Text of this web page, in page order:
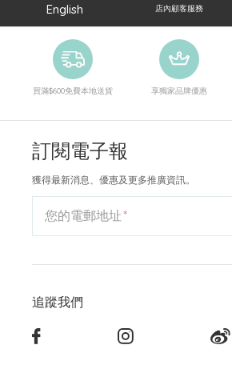
English 店內顧客服務
買滿$600免費本地送貨 享獨家品牌優惠
訂閱電子報
獲得最新消息、優惠及更多推廣資訊。
您的電郵地址
追蹤我們